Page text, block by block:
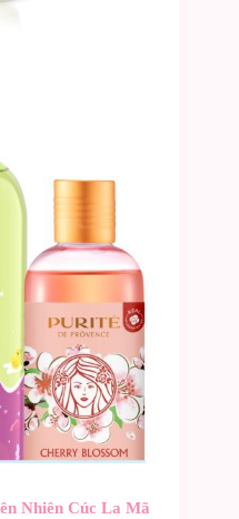
Nhiên Cúc La Mã